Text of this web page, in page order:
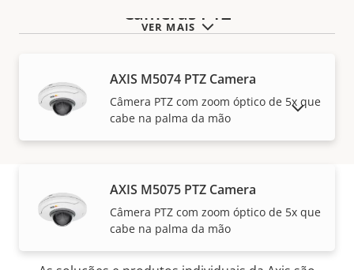
VER MAIS
Câmeras PTZ
AXIS M5074 PTZ Camera
Câmera PTZ com zoom óptico de 5x que
cabe na palma da mão
AXIS M5075 PTZ Camera
Câmera PTZ com zoom óptico de 5x que
cabe na palma da mão
MOSTRAR PRODUTOS DESCONTINUADOS
Como comprar